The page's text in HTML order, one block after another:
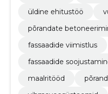
üldine ehitustöö
põrandate
fassaadide viimistlus
fassaadide
maalritööd